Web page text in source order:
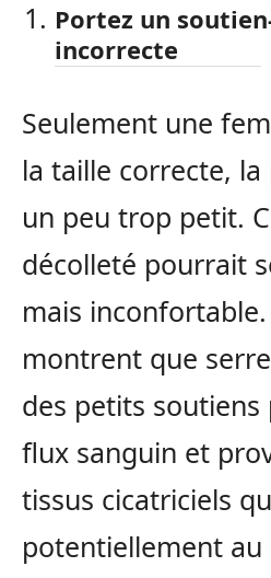
Portez un
incorrecte
Seulement une
la taille correcte,
un peu trop petit.
décolleté pourrait
mais
montrent que
des petits
flux sanguin et
tissus cicatriciels
potentiellement au